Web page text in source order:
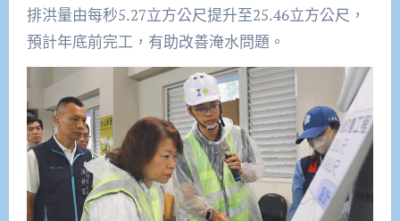
排洪量由每秒5.27立方公尺提升至25.46立方公尺，
預計年底前完工，有助改善淹水問題。